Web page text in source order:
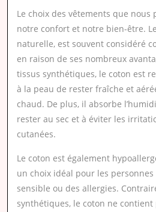
Le choix des vêtements que
notre confort et notre bien-être.
naturelle, est souvent considéré
en raison de ses nombreux
tissus synthétiques, le coton est
à la peau de rester fraîche et
chaud. De plus, il absorbe
rester au sec et à éviter les
cutanées.
Le coton est également
un choix idéal pour les
sensible ou des allergies.
synthétiques, le coton ne